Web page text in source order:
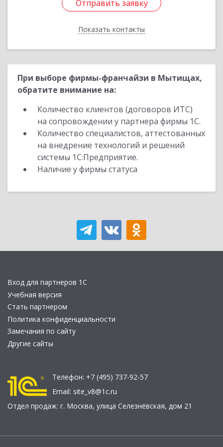
Отправить заявку
Показать контакты
Отправить заявку
Назад
При выборе фирмы-франчайзи в Мытищах,
обратите внимание на:
Количество клиентов (договоров ИТС)
на сопровождении у партнера фирмы 1С.
Количество специалистов, аттестованных
на внедрение технологий и решений
системы 1С:Предприятие.
Наличие у фирмы статуса
Вход для партнеров 1С
Учебная версия
Стать партнером
Политика конфиденциальности
Замечания по сайту
Другие сайты
Телефон: +7 (495) 737-92-57
Email: site_v8@1c.ru
Отдел продаж: г. Москва, улица Селезнёвская, дом 21